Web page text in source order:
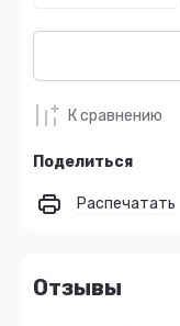
К сравнению
Поделиться
Распечатать
Отзывы